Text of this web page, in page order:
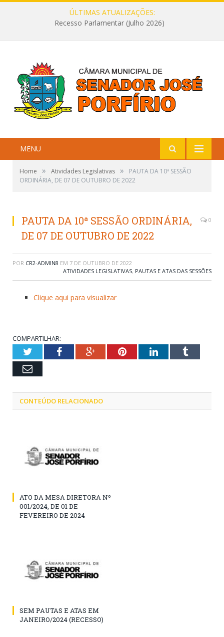
ÚLTIMAS ATUALIZAÇÕES:
Recesso Parlamentar (Julho 2026)
MENU
Home » Atividades Legislativas »
PAUTA DA 10ª SESSÃO
ORDINÁRIA, DE 07 DE OUTUBRO DE 2022
PAUTA DA 10ª SESSÃO ORDINÁRIA,
DE 07 DE OUTUBRO DE 2022
0
POR CR2-ADMIN8 EM 7 DE OUTUBRO DE 2022
ATIVIDADES LEGISLATIVAS, PAUTAS E ATAS DAS SESSÕES
Clique aqui para visualizar
COMPARTILHAR:
TwitterFacebookGoogle+PinterestLinkedInTumblr
Email
CONTEÚDO RELACIONADO
ATO DA MESA DIRETORA Nº
001/2024, DE 01 DE
FEVEREIRO DE 2024
SEM PAUTAS E ATAS EM
JANEIRO/2024 (RECESSO)